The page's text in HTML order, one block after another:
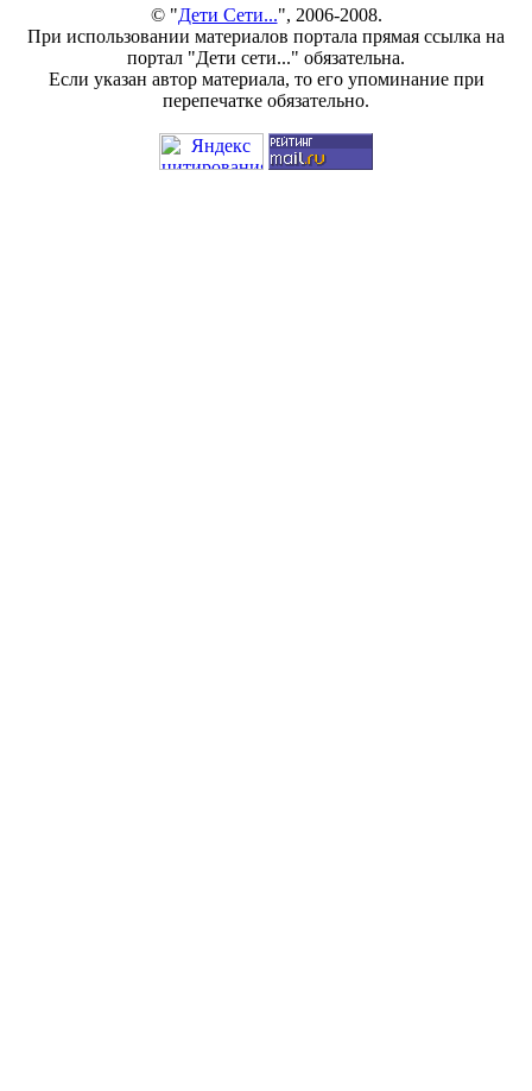
© "Дети Сети...", 2006-2008.
При использовании материалов портала прямая ссылка на
портал "Дети сети..." обязательна.
Если указан автор материала, то его упоминание при
перепечатке обязательно.